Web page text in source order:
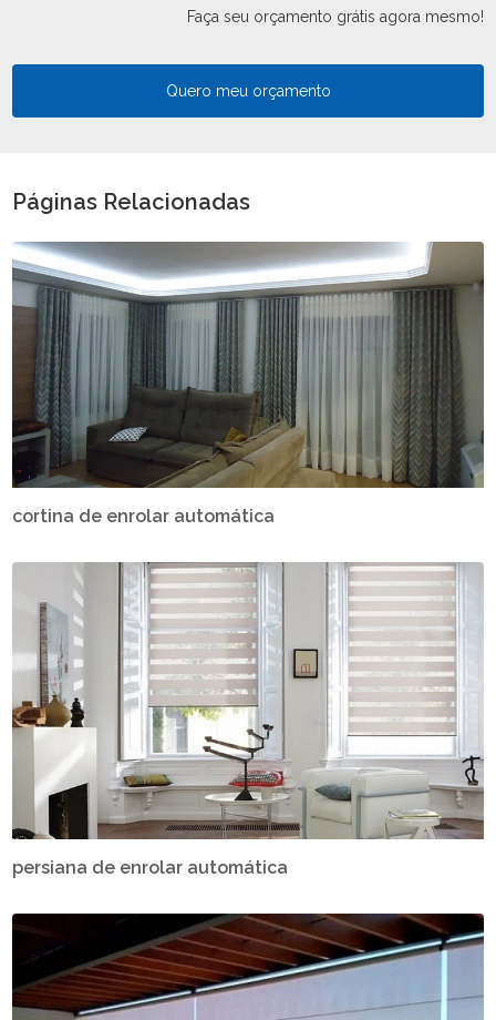
Faça seu orçamento grátis agora mesmo!
Quero meu orçamento
Páginas Relacionadas
cortina de enrolar automática
persiana de enrolar automática